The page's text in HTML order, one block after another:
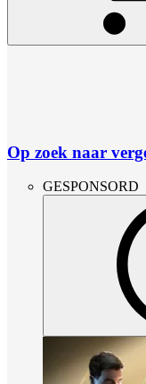
Op zoek naar
GESPONSORD